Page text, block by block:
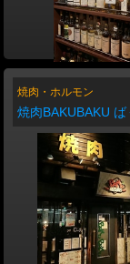
焼肉・ホルモン
焼肉BAKUBAKU ば